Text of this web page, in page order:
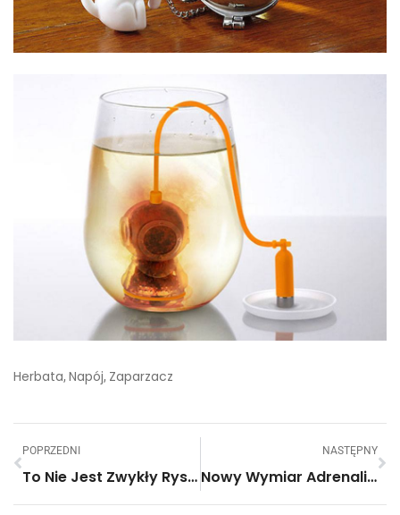
Herbata, Napój, Zaparzacz
POPRZEDNI
To Nie Jest Zwykły Rysunek Wiewiórki. Gdy Dowiesz Się Jak Został Stworzony Będziesz W Szoku.
NASTĘPNY
Nowy Wymiar Adrenaliny – Skoki Z Wieżowców W Dubaju!